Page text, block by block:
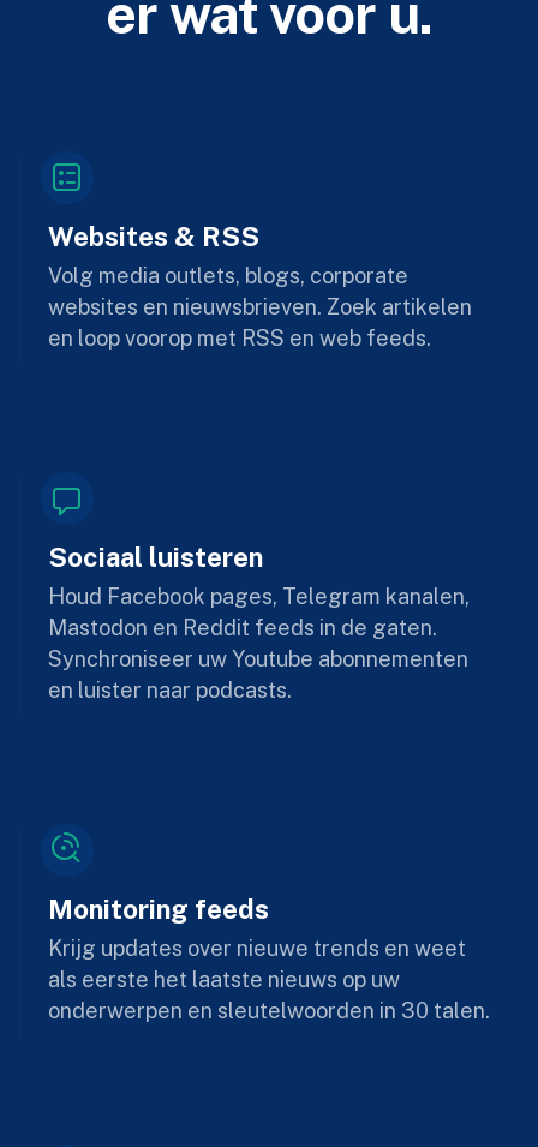
er wat voor u.
Websites & RSS
Volg media outlets, blogs, corporate
websites en nieuwsbrieven. Zoek artikelen
en loop voorop met RSS en web feeds.
Sociaal luisteren
Houd Facebook pages, Telegram kanalen,
Mastodon en Reddit feeds in de gaten.
Synchroniseer uw Youtube abonnementen
en luister naar podcasts.
Monitoring feeds
Krijg updates over nieuwe trends en weet
als eerste het laatste nieuws op uw
onderwerpen en sleutelwoorden in 30 talen.